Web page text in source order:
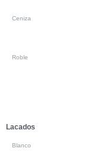
Ceniza
Roble
Lacados
Blanco